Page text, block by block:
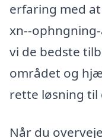
erfaring med
xn--
vi de bedste
området og
rette løsning til
Når du